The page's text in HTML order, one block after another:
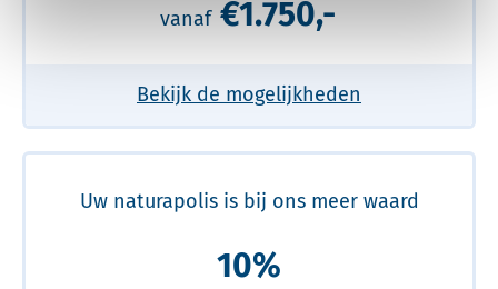
vanaf €1.750,-
Bekijk de mogelijkheden
Uw naturapolis is bij ons meer waard
10%